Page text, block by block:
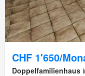
CHF 1'650/
Doppelfamilienhaus